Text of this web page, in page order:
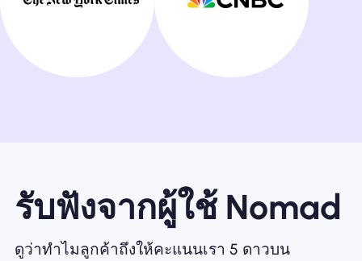
รับฟังจากผู้ใช้ Nomad
ดูว่าทำไมลูกค้าถึงให้คะแนนเรา 5 ดาวบน